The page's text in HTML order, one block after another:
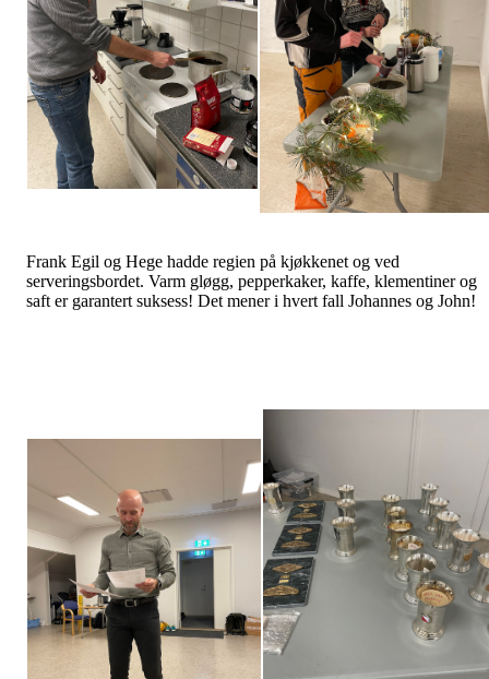
Frank Egil og Hege hadde regien på kjøkkenet og ved
serveringsbordet. Varm gløgg, pepperkaker, kaffe, klementiner og
saft er garantert suksess! Det mener i hvert fall Johannes og John!